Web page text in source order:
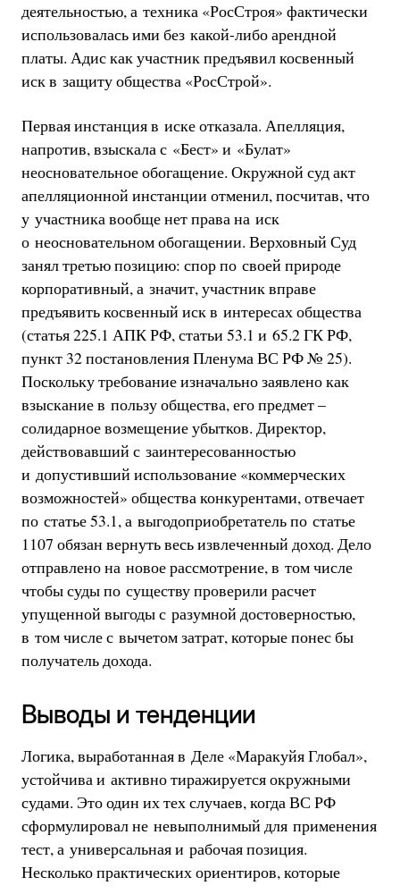
деятельностью, а техника «РосСтроя» фактически
использовалась ими без какой-либо арендной
платы. Адис как участник предъявил косвенный
иск в защиту общества «РосСтрой».
Первая инстанция в иске отказала. Апелляция,
напротив, взыскала с «Бест» и «Булат»
неосновательное обогащение. Окружной суд акт
апелляционной инстанции отменил, посчитав, что
у участника вообще нет права на иск
о неосновательном обогащении. Верховный Суд
занял третью позицию: спор по своей природе
корпоративный, а значит, участник вправе
предъявить косвенный иск в интересах общества
(статья 225.1 АПК РФ, статьи 53.1 и 65.2 ГК РФ,
пункт 32 постановления Пленума ВС РФ № 25).
Поскольку требование изначально заявлено как
взыскание в пользу общества, его предмет –
солидарное возмещение убытков. Директор,
действовавший с заинтересованностью
и допустивший использование «коммерческих
возможностей» общества конкурентами, отвечает
по статье 53.1, а выгодоприобретатель по статье
1107 обязан вернуть весь извлеченный доход. Дело
отправлено на новое рассмотрение, в том числе
чтобы суды по существу проверили расчет
упущенной выгоды с разумной достоверностью,
в том числе с вычетом затрат, которые понес бы
получатель дохода.
Выводы и тенденции
Логика, выработанная в Деле «Маракуйя Глобал»,
устойчива и активно тиражируется окружными
судами. Это один их тех случаев, когда ВС РФ
сформулировал не невыполнимый для применения
тест, а универсальная и рабочая позиция.
Несколько практических ориентиров, которые